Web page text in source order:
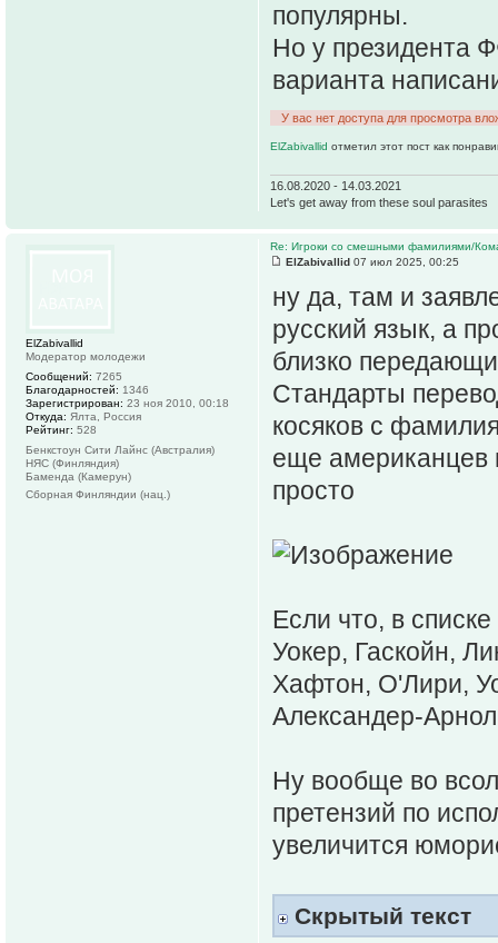
популярны.
Но у президента
варианта
У вас нет доступа для просмотра
ElZabivallid отметил этот пост как
16.08.2020 - 14.03.2021
Let's get away from these soul parasites
Re: Игроки со смешными фамилиями/
ElZabivallid 07 июл 2025, 00:25
ну да, там и
русский язык, а
близко
Стандарты
косяков с
еще американцев
просто
Если что, в
Уокер, Гаскойн,
Хафтон, О'Лири,
Александер-
Ну вообще во
претензий по
увеличится
Скрытый текст
ElZabivallid
Модератор молодежи
Сообщений: 7265
Благодарностей: 1346
Зарегистрирован: 23 ноя 2010, 00:18
Откуда: Ялта, Россия
Рейтинг: 528
Бенкстоун Сити Лайнс (Австралия)
НЯС (Финляндия)
Баменда (Камерун)
Сборная Финляндии (нац.)